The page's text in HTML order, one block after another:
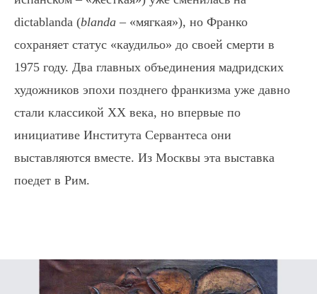
dictablanda (blanda – «мягкая»), но Франко
сохраняет статус «каудильо» до своей смерти в
1975 году. Два главных объединения мадридских
художников эпохи позднего франкизма уже давно
стали классикой ХХ века, но впервые по
инициативе Института Сервантеса они
выставляются вместе. Из Москвы эта выставка
поедет в Рим.